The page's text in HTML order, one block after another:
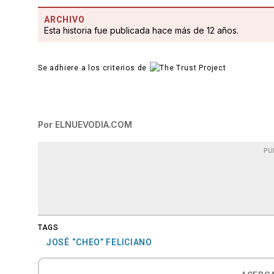
ARCHIVO
Esta historia fue publicada hace más de 12 años.
Se adhiere a los criterios de
Por ELNUEVODIA.COM
TAGS
JOSÉ “CHEO” FELICIANO